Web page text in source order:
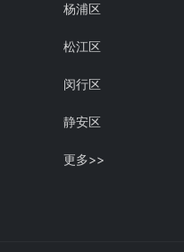
杨浦区
松江区
闵行区
静安区
更多>>